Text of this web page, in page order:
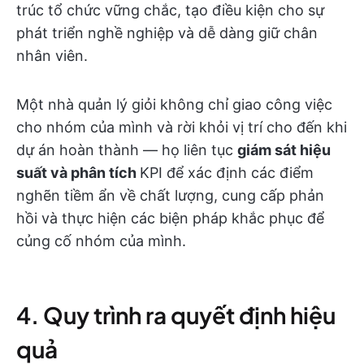
trúc tổ chức vững chắc, tạo điều kiện cho sự
phát triển nghề nghiệp và dễ dàng giữ chân
nhân viên.
Một nhà quản lý giỏi không chỉ giao công việc
cho nhóm của mình và rời khỏi vị trí cho đến khi
dự án hoàn thành — họ liên tục giám sát hiệu
suất và phân tích KPI để xác định các điểm
nghẽn tiềm ẩn về chất lượng, cung cấp phản
hồi và thực hiện các biện pháp khắc phục để
củng cố nhóm của mình.
4. Quy trình ra quyết định hiệu
quả